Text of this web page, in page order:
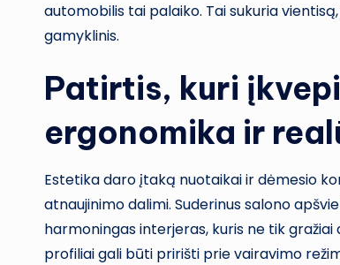
automobilis tai palaiko. Tai sukuria
gamyklinis.
Patirtis, kuri
ergonomika ir
Estetika daro įtaką nuotaikai ir dėmesio
atnaujinimo dalimi. Suderinus salono
harmoningas interjeras, kuris ne tik
profiliai gali būti pririšti prie vairavimo